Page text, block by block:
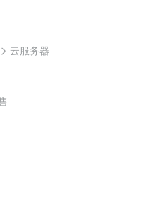
云服务器